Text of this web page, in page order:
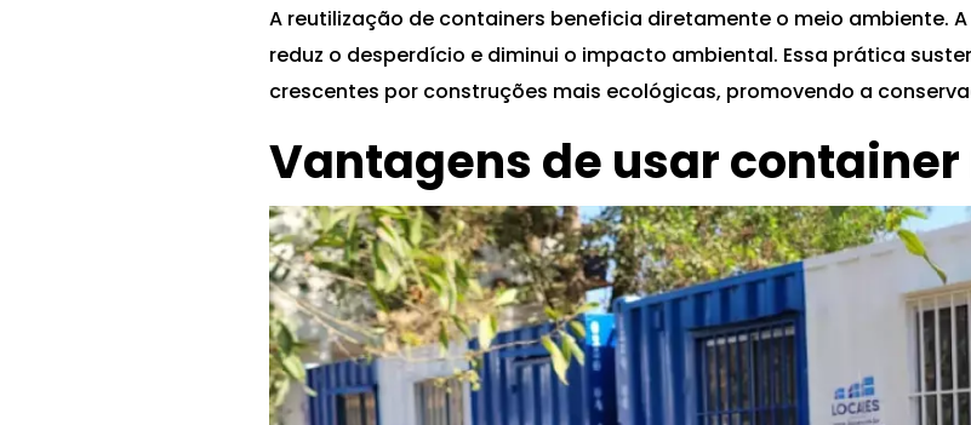
A reutilização de containers beneficia diretamente o meio ambiente. A
reduz o desperdício e diminui o impacto ambiental. Essa prática
crescentes por construções mais ecológicas, promovendo a
Vantagens de usar